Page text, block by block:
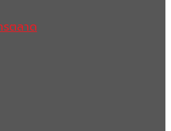
ตลาด